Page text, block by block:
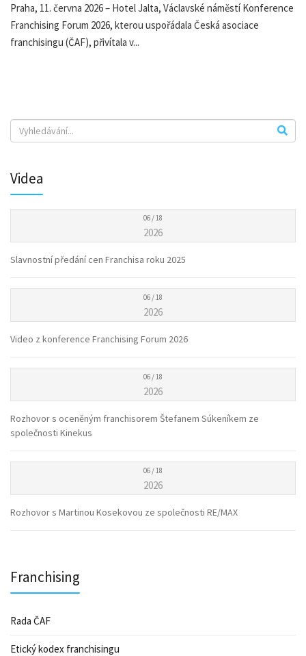
Praha, 11. června 2026 – Hotel Jalta, Václavské náměstí Konference
Franchising Forum 2026, kterou uspořádala Česká asociace
franchisingu (ČAF), přivítala v...
Videa
06 / 18
2026
Slavnostní předání cen Franchisa roku 2025
06 / 18
2026
Video z konference Franchising Forum 2026
06 / 18
2026
Rozhovor s oceněným franchisorem Štefanem Súkeníkem ze
společnosti Kinekus
06 / 18
2026
Rozhovor s Martinou Kosekovou ze společnosti RE/MAX
Franchising
Rada ČAF
Etický kodex franchisingu